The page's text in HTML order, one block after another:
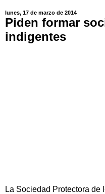
lunes, 17 de marzo de 2014
Piden formar
indigentes
La Sociedad Protectora de